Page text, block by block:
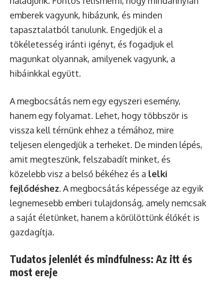
emberek vagyunk, hibázunk, és minden
tapasztalatból tanulunk. Engedjük el a
tökéletesség iránti igényt, és fogadjuk el
magunkat olyannak, amilyenek vagyunk, a
hibáinkkal együtt.
A megbocsátás nem egy egyszeri esemény,
hanem egy folyamat. Lehet, hogy többször is
vissza kell térnünk ehhez a témához, mire
teljesen elengedjük a terheket. De minden lépés,
amit megteszünk, felszabadít minket, és
közelebb visz a belső békéhez és a lelki
fejlődéshez. A megbocsátás képessége az egyik
legnemesebb emberi tulajdonság, amely nemcsak
a saját életünket, hanem a körülöttünk élőkét is
gazdagítja.
Tudatos jelenlét és mindfulness: Az itt és
most ereje